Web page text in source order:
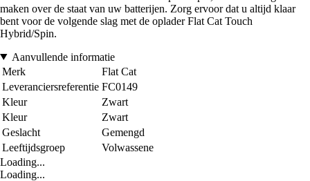
maken over de staat van uw batterijen. Zorg ervoor dat u altijd klaar
bent voor de volgende slag met de oplader Flat Cat Touch
Hybrid/Spin.
Aanvullende informatie
Merk
Flat Cat
Leveranciersreferentie FC0149
Kleur
Zwart
Kleur
Zwart
Geslacht
Gemengd
Leeftijdsgroep
Volwassene
Loading...
Loading...